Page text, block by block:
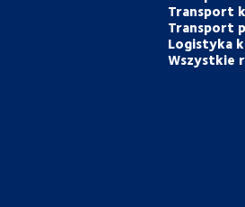
Transport
Transport
Logistyka
Wszystkie